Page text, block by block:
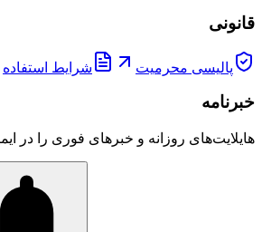
قانونی
پالیسی محرمیت شرایط استفاده
خبرنامه
هایلایت‌های روزانه و خبرهای فوری را در